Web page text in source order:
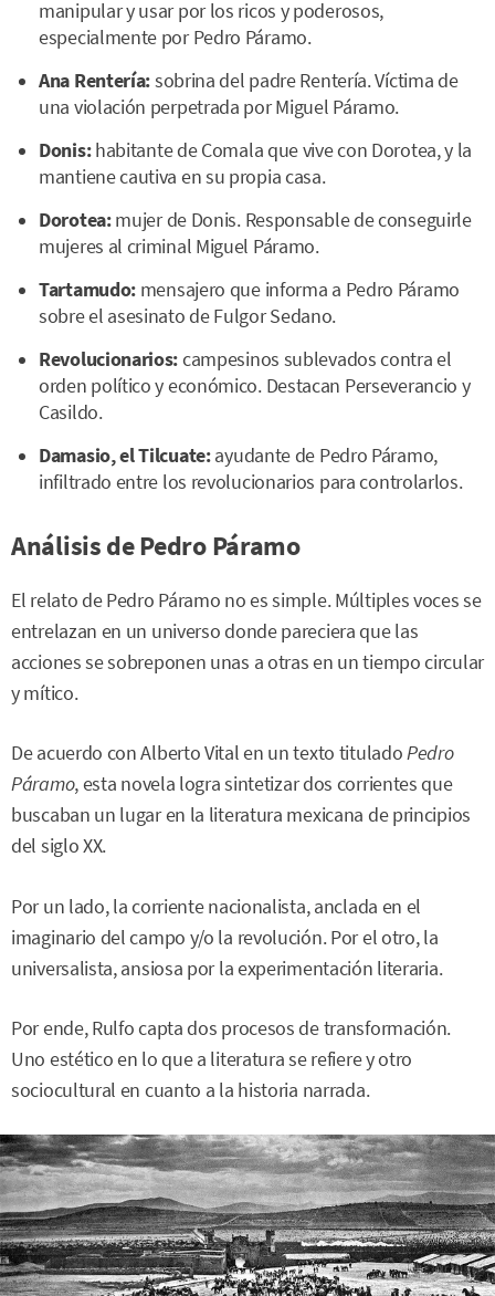
manipular y usar por los ricos y poderosos,
especialmente por Pedro Páramo.
Ana Rentería:sobrina del padre Rentería. Víctima de
una violación perpetrada por Miguel Páramo.
Donis:habitante de Comala que vive con Dorotea, y la
mantiene cautiva en su propia casa.
Dorotea:mujer de Donis. Responsable de conseguirle
mujeres al criminal Miguel Páramo.
Tartamudo: mensajero que informa a Pedro Páramo
sobre el asesinato de Fulgor Sedano.
Revolucionarios:campesinos sublevados contra el
orden político y económico. Destacan Perseverancio y
Casildo.
Damasio, el Tilcuate:ayudante de Pedro Páramo,
infiltrado entre los revolucionarios para controlarlos.
Análisis de Pedro Páramo
El relato de Pedro Páramo no es simple. Múltiples voces se
entrelazan en un universo donde pareciera que las
acciones se sobreponen unas a otras en un tiempo circular
y mítico.
De acuerdo con Alberto Vital en un texto tituladoPedro
Páramo, esta novela logra sintetizar dos corrientes que
buscaban un lugar en la literatura mexicana de principios
del siglo XX.
Por un lado, la corriente nacionalista, anclada en el
imaginario del campo y/o la revolución. Por el otro, la
universalista, ansiosa por la experimentación literaria.
Por ende, Rulfo capta dos procesos de transformación.
Uno estético en lo que a literatura se refiere y otro
sociocultural en cuanto a la historia narrada.